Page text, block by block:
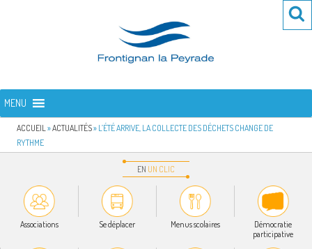
FRONTIGNAN LA PEYRADE
MENU
ACCUEIL »ACTUALITÉS» L’ÉTÉ ARRIVE, LA COLLECTE DES DÉCHETS CHANGE DE
RYTHME
EN UN CLIC
Associations Se déplacer Menus scolaires
Démocratie
participative